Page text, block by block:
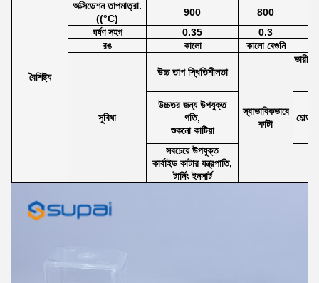
বৈশিষ্ট্য
অক্সিডেশন তাপমাত্রা.
((°C)
900
800
ঘর্ষণ সহগ
0.35
0.3
রঙ
কালো কালো বেগুনি
সুবিধা
উচ্চ তাপ স্থিতিশীলতা
স্বাভাবিকভাবে
কাটা
ভারী
উচ্চতর জন্য উপযুক্ত
গতি,
শুকনো কাটিয়া
মোল্ড
সবচেয়ে উপযুক্ত
কার্বাইড কাটার যন্ত্রপাতি,
টার্নিং ইনসার্ট